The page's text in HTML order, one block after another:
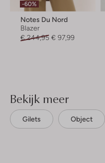
-60%
Notes Du Nord
Blazer
€ 244,95 € 97,99
Bekijk meer
Gilets Object